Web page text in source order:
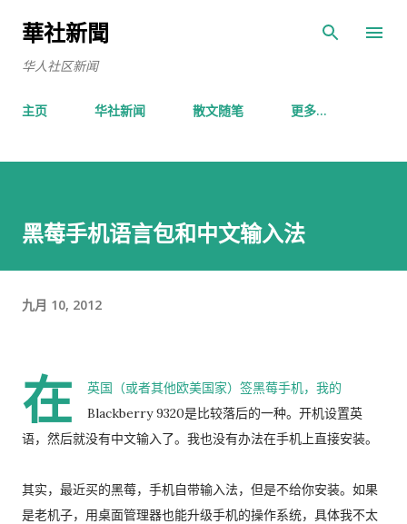
華社新聞
华人社区新闻
主页 华社新闻 散文随笔 更多…
黑莓手机语言包和中文输入法
九月 10, 2012
在
英国（或者其他欧美国家）签黑莓手机，我的
Blackberry 9320是比较落后的一种。开机设置英
语，然后就没有中文输入了。我也没有办法在手机上直接安装。
其实，最近买的黑莓，手机自带输入法，但是不给你安装。如果
是老机子，用桌面管理器也能升级手机的操作系统，具体我不太